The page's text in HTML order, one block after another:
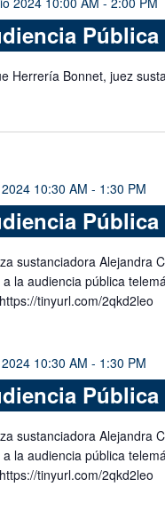
Pública
Herrería Bonnet, juez
10:30 AM - 1:30 PM
Pública
sustanciadora Alejandra
la audiencia pública
tinyurl.com/2qkd2leo
10:30 AM - 1:30 PM
Pública
sustanciadora Alejandra
la audiencia pública
tinyurl.com/2qkd2leo